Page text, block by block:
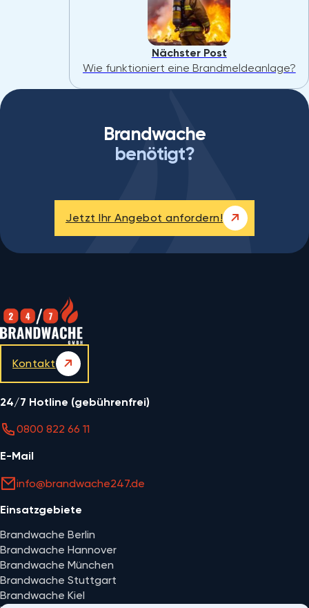
Nächster Post
Wie funktioniert eine Brandmeldeanlage?
Brandwache
benötigt?
Jetzt Ihr Angebot anfordern!
Kontakt
24/7 Hotline (gebührenfrei)
0800 822 66 11
E-Mail
info@brandwache247.de
Einsatzgebiete
Brandwache Berlin
Brandwache Hannover
Brandwache München
Brandwache Stuttgart
Brandwache Kiel